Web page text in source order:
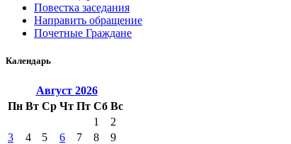
Повестка заседания
Направить обращение
Почетные Граждане
Календарь
Август 2026
Пн Вт Ср Чт Пт Сб Вс
1
2
3
4 5 6 7 8
9